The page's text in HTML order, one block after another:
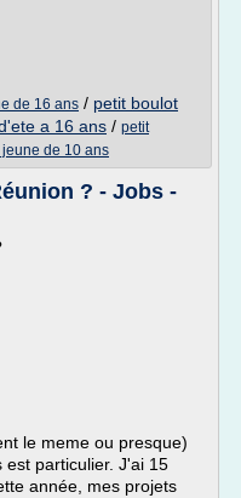
de 16 ans / petit boulot
a 16 ans / petit
de 10 ans
? - Jobs -
le meme ou presque)
est particulier. J'ai 15
année, mes projets